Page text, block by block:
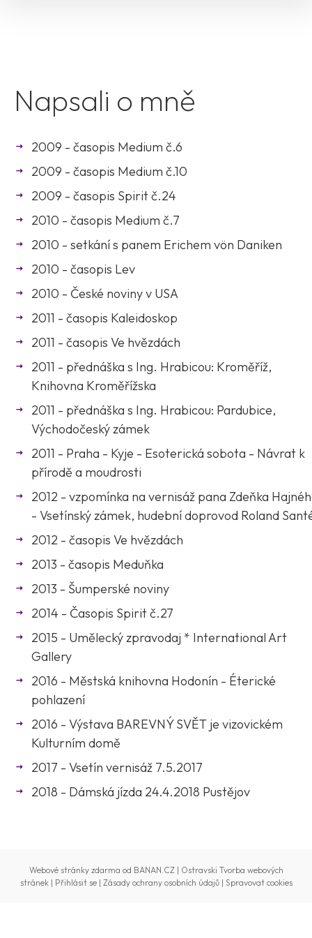
Napsali o mně
2009 - časopis Medium č.6
2009 - časopis Medium č.10
2009 - časopis Spirit č.24
2010 - časopis Medium č.7
2010 - setkání s panem Erichem vön Daniken
2010 - časopis Lev
2010 - České noviny v USA
2011 - časopis Kaleidoskop
2011 - časopis Ve hvězdách
2011 - přednáška s Ing. Hrabicou: Kroměříž,
Knihovna Kroměřížska
2011 - přednáška s Ing. Hrabicou: Pardubice,
Východočeský zámek
2011 - Praha - Kyje - Esoterická sobota - Návrat k
přírodě a moudrosti
2012 - vzpomínka na vernisáž pana Zdeňka
- Vsetínský zámek, hudební doprovod Roland
2012 - časopis Ve hvězdách
2013 - časopis Meduňka
2013 - Šumperské noviny
2014 - Časopis Spirit č.27
2015 - Umělecký zpravodaj * International Art
Gallery
2016 - Městská knihovna Hodonín - Éterické
pohlazení
2016 - Výstava BAREVNÝ SVĚT je vizovickém
Kulturním domě
2017 - Vsetín vernisáž 7.5.2017
2018 - Dámská jízda 24.4.2018 Pustějov
Webové stránky zdarma od BANAN.CZ| Ostravski Tvorba webových
stránek | Přihlásit se| Zásady ochrany osobních údajů| Spravovat cookies